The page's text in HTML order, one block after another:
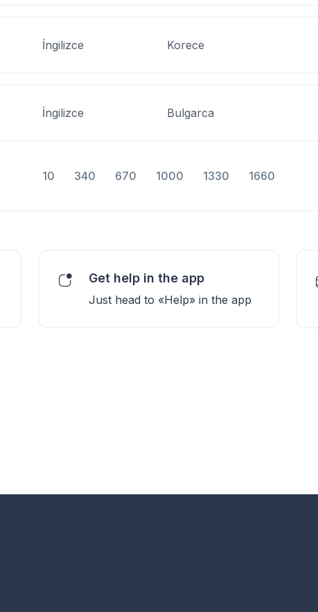
İngilizce Korece
İngilizce Bulgarca
10 340 670 1000 1330 1660
Get help in the app
Just head to «Help» in the app